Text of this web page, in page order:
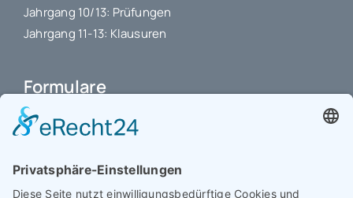
Jahrgang 10/13: Prüfungen
Jahrgang 11-13: Klausuren
Formulare
Schulbuchkauf Schuljahr 2026-2027
Antrag auf Erstattung von Auslagen
Interner L-S-Beschwerdezettel